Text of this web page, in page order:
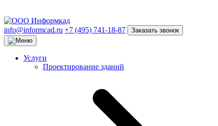
info@informcad.ru +7 (495) 741-18-87 Заказать звонок
Услуги
Проектирование зданий